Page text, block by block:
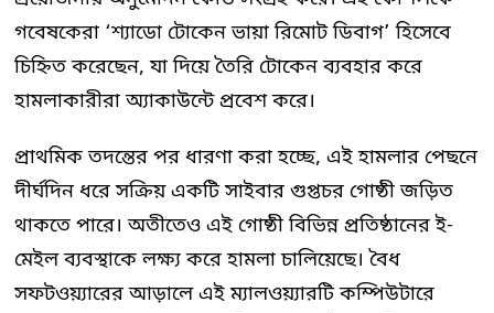
গবেষকেরা ‘শ্যাডো টোকেন ভায়া রিমোট ডিবাগ’ হিসেবে
চিহ্নিত করেছেন, যা দিয়ে তৈরি টোকেন ব্যবহার করে
হামলাকারীরা অ্যাকাউন্টে প্রবেশ করে।
প্রাথমিক তদন্তের পর ধারণা করা হচ্ছে, এই হামলার পেছনে
দীর্ঘদিন ধরে সক্রিয় একটি সাইবার গুপ্তচর গোষ্ঠী জড়িত
থাকতে পারে। অতীতেও এই গোষ্ঠী বিভিন্ন প্রতিষ্ঠানের ই-
মেইল ব্যবস্থাকে লক্ষ্য করে হামলা চালিয়েছে। বৈধ
সফটওয়্যারের আড়ালে এই ম্যালওয়্যারটি কম্পিউটারে